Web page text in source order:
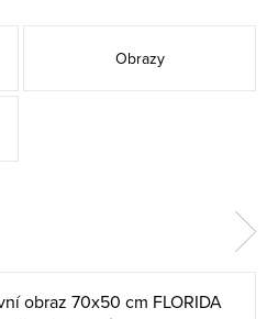
Obrazy
obraz 70x50 cm FLORIDA